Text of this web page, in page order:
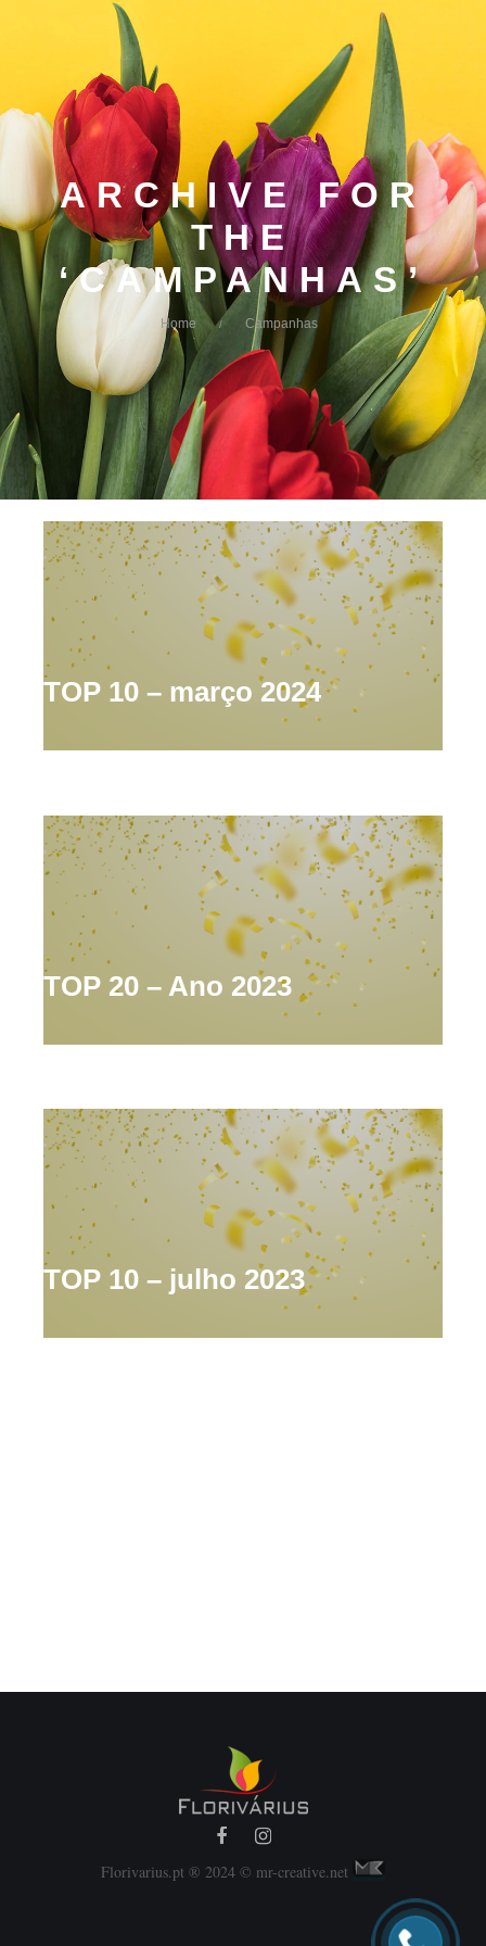
ARCHIVE FOR
THE
‘CAMPANHAS’
Home / Campanhas
TOP 10 – março 2024
TOP 20 – Ano 2023
TOP 10 – julho 2023
Florivarius.pt ® 2024 © mr-creative.net